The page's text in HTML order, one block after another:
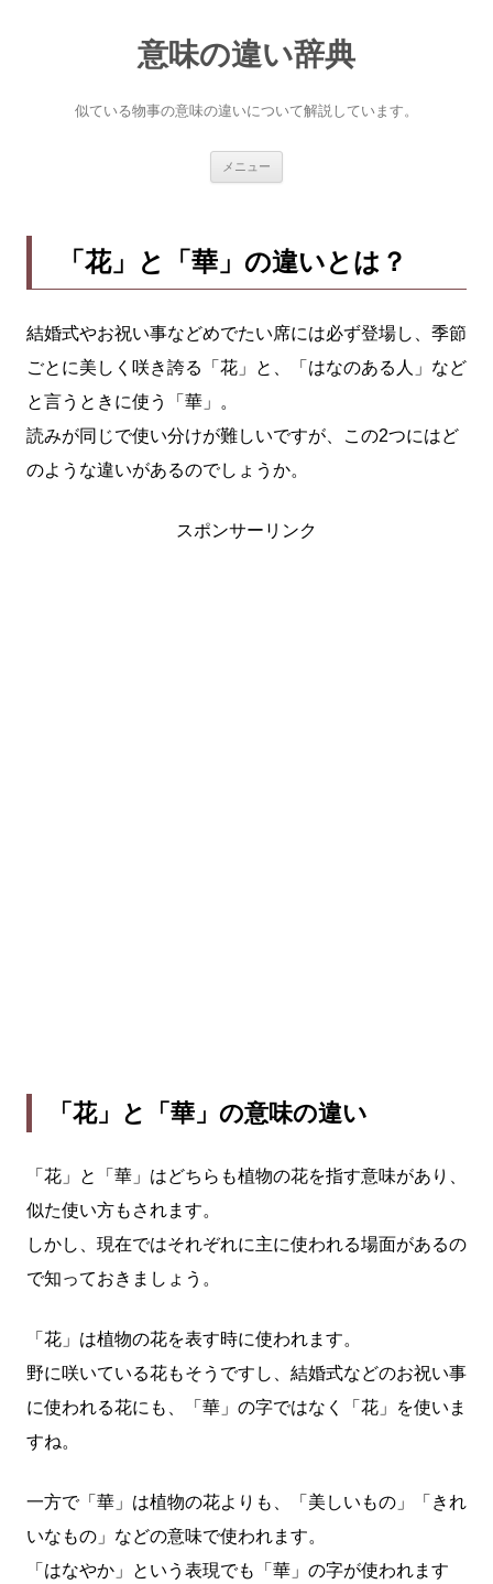
意味の違い辞典
似ている物事の意味の違いについて解説しています。
メニュー
へ
ス
「花」と「華」の違いとは？
結婚式やお祝い事などめでたい席には必ず登場し、季節
ごとに美しく咲き誇る「花」と、「はなのある人」など
と言うときに使う「華」。
読みが同じで使い分けが難しいですが、この2つにはど
のような違いがあるのでしょうか。
スポンサーリンク
「花」と「華」の意味の違い
「花」と「華」はどちらも植物の花を指す意味があり、
似た使い方もされます。
しかし、現在ではそれぞれに主に使われる場面があるの
で知っておきましょう。
「花」は植物の花を表す時に使われます。
野に咲いている花もそうですし、結婚式などのお祝い事
に使われる花にも、「華」の字ではなく「花」を使いま
すね。
一方で「華」は植物の花よりも、「美しいもの」「きれ
いなもの」などの意味で使われます。
「はなやか」という表現でも「華」の字が使われます